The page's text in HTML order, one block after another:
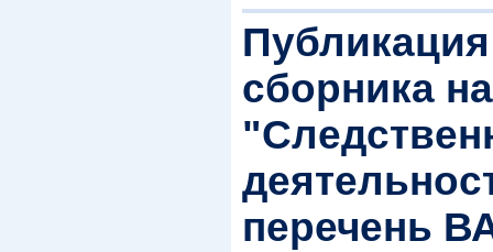
сборника
перечень